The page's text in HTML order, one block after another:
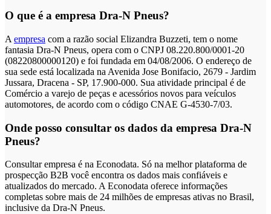
O que é a empresa Dra-N Pneus?
A empresa com a razão social Elizandra Buzzeti, tem o nome
fantasia Dra-N Pneus, opera com o CNPJ 08.220.800/0001-20
(08220800000120) e foi fundada em 04/08/2006. O endereço de
sua sede está localizada na Avenida Jose Bonifacio, 2679 - Jardim
Jussara, Dracena - SP, 17.900-000. Sua atividade principal é de
Comércio a varejo de peças e acessórios novos para veículos
automotores, de acordo com o código CNAE G-4530-7/03.
Onde posso consultar os dados da empresa Dra-N
Pneus?
Consultar empresa é na Econodata. Só na melhor plataforma de
prospecção B2B você encontra os dados mais confiáveis e
atualizados do mercado. A Econodata oferece informações
completas sobre mais de 24 milhões de empresas ativas no Brasil,
inclusive da Dra-N Pneus.